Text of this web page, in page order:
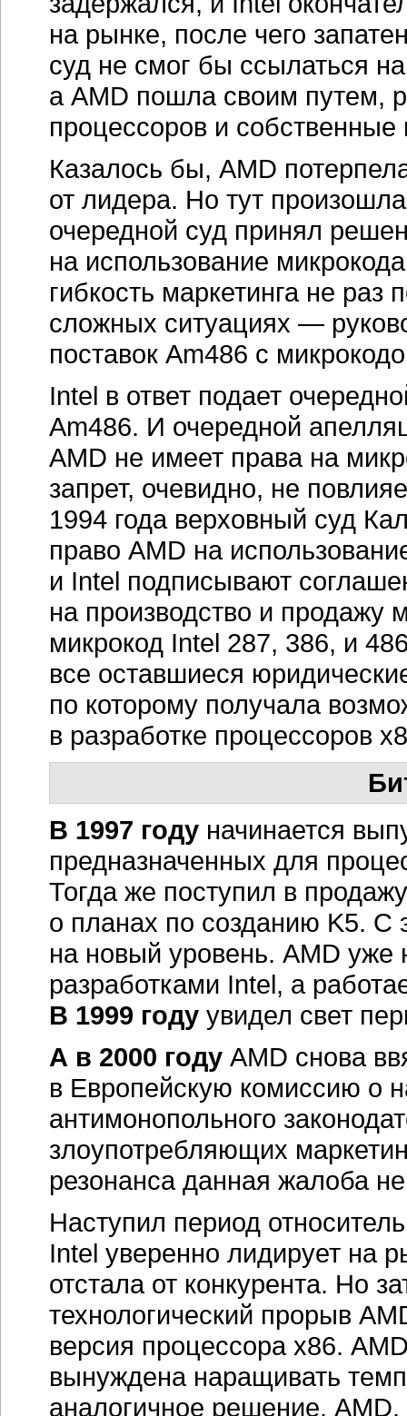
Intel в ответ подает
Am486. И очередной
AMD не имеет права на
запрет, очевидно, не
1994 года верховный суд
право AMD на
и Intel подписывают
на производство и продажу
микрокод Intel 287, 386, и
все оставшиеся
по которому получала
в разработке процессоров
В 1997 годуначинается
предназначенных для
Тогда же поступил в
о планах по созданию K5. С
на новый уровень. AMD уже
разработками Intel, а
В 1999 годуувидел свет
А в 2000 годуAMD снова
в Европейскую комиссию о
антимонопольного
злоупотребляющих
резонанса данная жалоба
Наступил период
Intel уверенно лидирует на
отстала от конкурента. Но
технологический прорыв
версия процессора х86.
вынуждена наращивать
аналогичное решение.
удивлять — она
для серверов и семейство
Стремительная атака — вот
Архитектура процессоров
в 2008 году, напресс-
("убийца"). Очевидно, что
"убийцу" конкурирующих
В конце 2005 годаАMD
в окружной суд США в
говорится, что Intel
процессоров х86,